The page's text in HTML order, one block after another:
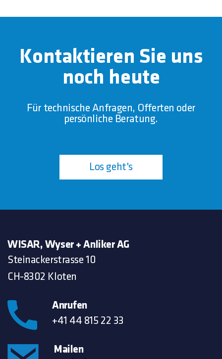
Kontaktieren Sie uns
noch heute
Für technische Anfragen, Offerten oder
persönliche Beratung.
Los geht's
WISAR, Wyser + Anliker AG
Steinackerstrasse 10
CH-8302 Kloten
Anrufen
+41 44 815 22 33
Mailen